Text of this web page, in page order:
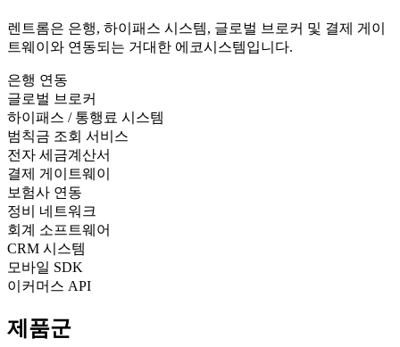
렌트롬은 은행, 하이패스 시스템, 글로벌 브로커 및 결제 게이
트웨이와 연동되는 거대한 에코시스템입니다.
은행 연동
글로벌 브로커
하이패스 / 통행료 시스템
범칙금 조회 서비스
전자 세금계산서
결제 게이트웨이
보험사 연동
정비 네트워크
회계 소프트웨어
CRM 시스템
모바일 SDK
이커머스 API
제품군